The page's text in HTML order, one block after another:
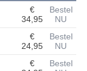
€
34,95
Bestel
NU
€
24,95
Bestel
NU
€
Bestel